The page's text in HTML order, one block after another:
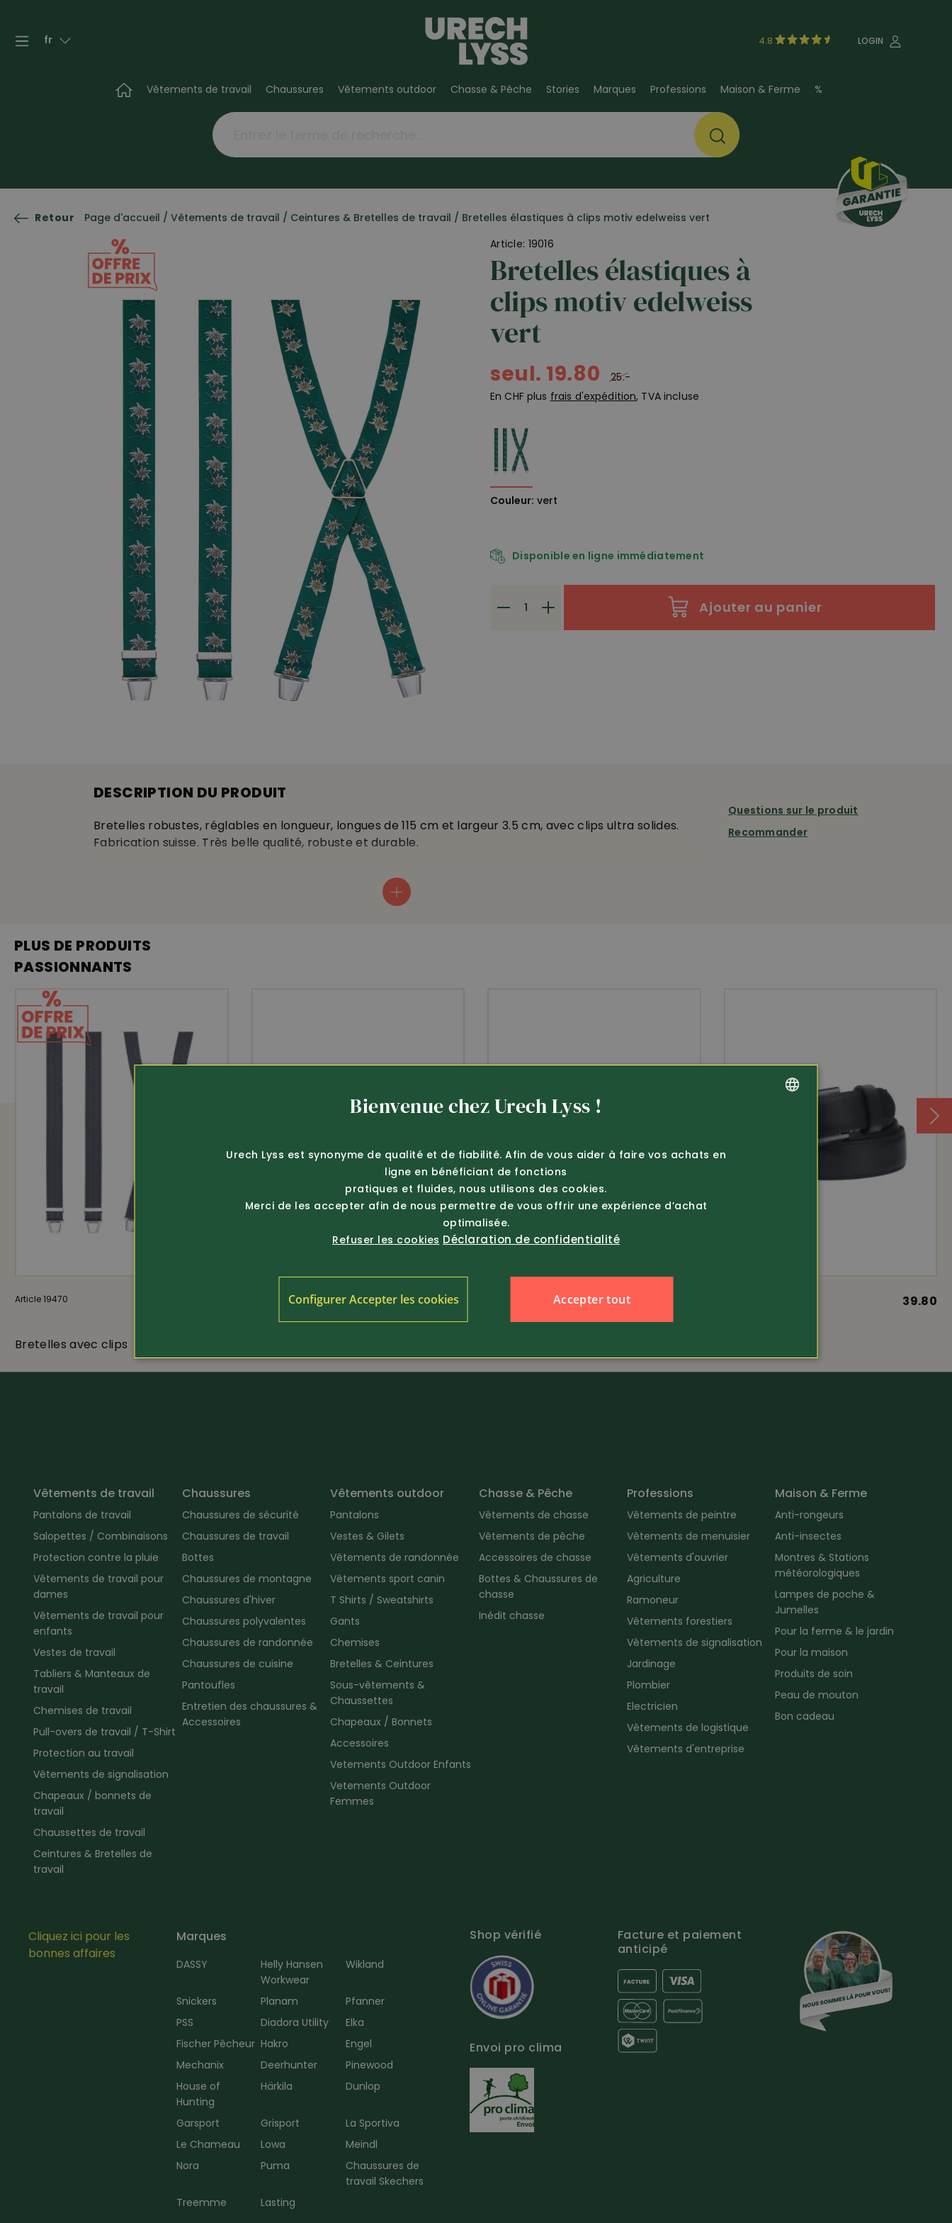
fr 4.8 LOGIN
Vêtements de travail Chaussures Vêtements outdoor Chasse & Pêche Stories Marques Professions Maison & Ferme %
Retour Page d'accueil / Vêtements de travail / Ceintures & Bretelles de travail / Bretelles élastiques à clips motiv edelweiss vert
Article: 19016
Bretelles élastiques à
clips motiv edelweiss
vert
seul. 19.80
25.-
En CHF plus frais d'expédition, TVA incluse
Couleur: vert
Disponible en ligne immédiatement
Ajouter au panier
DESCRIPTION DU PRODUIT
Bretelles robustes, réglables en longueur, longues de 115 cm et largeur 3.5 cm, avec clips ultra solides.
Fabrication suisse. Très belle qualité, robuste et durable.
ÉQUIPEMENT
clips ultra solides
Questions sur le produit
Recommander
PLUS DE PRODUITS
PASSIONNANTS
Article 19470
Bretelles avec clips
Article 19397 29.80 39.80
Vêtements de travail
Pantalons de travail
Salopettes / Combinaisons
Protection contre la pluie
Vêtements de travail pour
dames
Vêtements de travail pour
enfants
Vestes de travail
Tabliers & Manteaux de
travail
Chemises de travail
Pull-overs de travail / T-Shirt
Protection au travail
Vêtements de signalisation
Chapeaux / bonnets de
travail
Chaussettes de travail
Ceintures & Bretelles de
travail
Chaussures
Chaussures de sécurité
Chaussures de travail
Bottes
Chaussures de montagne
Chaussures d'hiver
Chaussures polyvalentes
Chaussures de randonnée
Chaussures de cuisine
Pantoufles
Entretien des chaussures &
Accessoires
Vêtements outdoor
Pantalons
Vestes & Gilets
Vêtements de randonnée
Vêtements sport canin
T Shirts / Sweatshirts
Gants
Chemises
Bretelles & Ceintures
Sous-vêtements &
Chaussettes
Chapeaux / Bonnets
Accessoires
Vetements Outdoor Enfants
Vetements Outdoor
Femmes
Chasse & Pêche
Vêtements de chasse
Vêtements de pêche
Accessoires de chasse
Bottes & Chaussures de
chasse
Inédit chasse
Professions
Vêtements de peintre
Vêtements de menuisier
Vêtements d'ouvrier
Agriculture
Ramoneur
Vêtements forestiers
Vêtements de signalisation
Jardinage
Plombier
Electricien
Vêtements de logistique
Vêtements d'entreprise
Maison & Ferme
Anti-rongeurs
Anti-insectes
Montres & Stations
météorologiques
Lampes de poche &
Jumelles
Pour la ferme & le jardin
Pour la maison
Produits de soin
Peau de mouton
Bon cadeau
Cliquez ici pour les
bonnes affaires
Marques
DASSY
Helly Hansen
Workwear
Wikland
Snickers Planam
Pfanner
PSS
Diadora Utility
Elka
Fischer Pêcheur Hakro
Engel
Mechanix
Deerhunter
Pinewood
House of
Hunting
Härkila Dunlop
Garsport Grisport
La Sportiva
Le Chameau
Lowa
Meindl
Nora
Puma
Chaussures de
travail Skechers
Treemme
Lasting
Shop vérifié
Envoi pro clima
Facture et paiement
anticipé
Bienvenue chez Urech Lyss !
Urech Lyss est synonyme de qualité et de fiabilité. Afin de vous aider à faire vos achats en
ligne en bénéficiant de fonctions
pratiques et fluides, nous utilisons des cookies.
Merci de les accepter afin de nous permettre de vous offrir une expérience d’achat
optimalisée.
Refuser les cookies Déclaration de confidentialité
Accepter tout
Configurer Accepter les cookies